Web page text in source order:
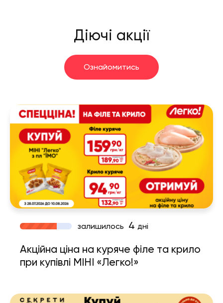
Діючі акції
Ознайомитись
залишилось 4 дні
Акційна ціна на куряче філе та крило
при купівлі МІНІ «Легко!»